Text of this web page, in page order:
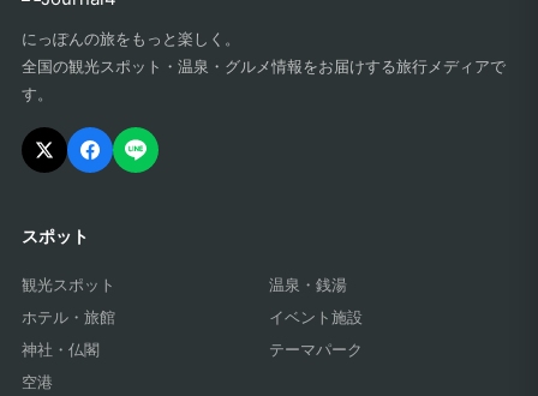
にっぽんの旅をもっと楽しく。
全国の観光スポット・温泉・グルメ情報をお届けする旅行メディアで
す。
スポット
観光スポット
温泉・銭湯
ホテル・旅館
イベント施設
神社・仏閣
テーマパーク
空港